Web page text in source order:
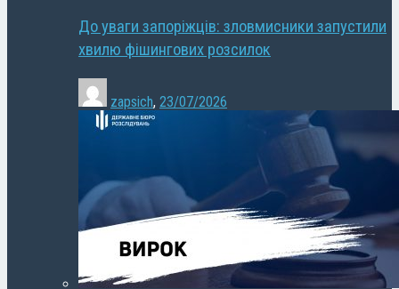
До уваги запоріжців: зловмисники запустили
хвилю фішингових розсилок
zapsich, 23/07/2026